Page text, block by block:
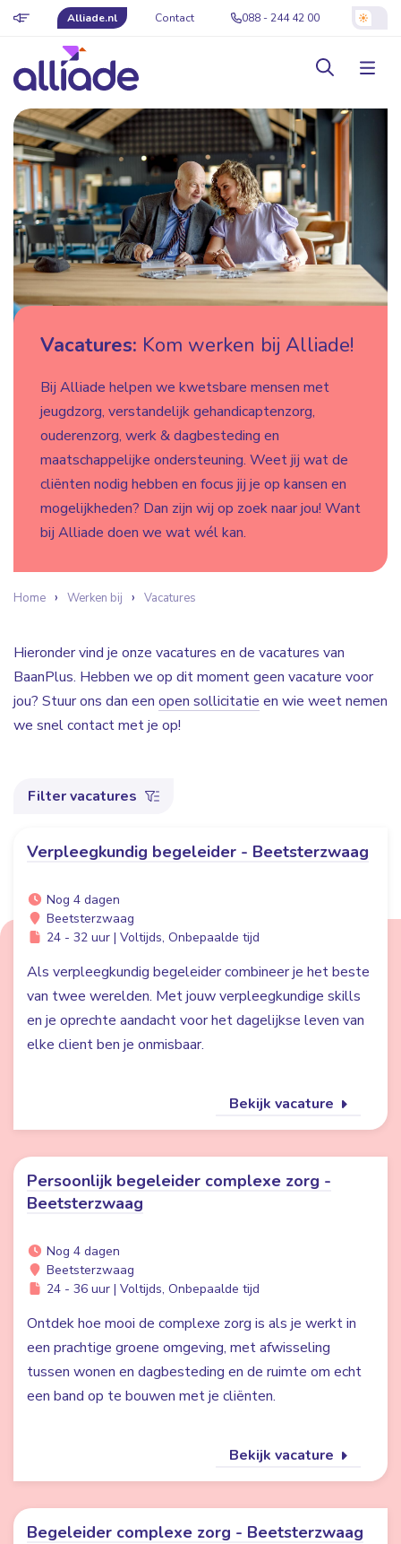
Alliade.nl Contact 088 - 244 42 00
Vacatures: Kom werken bij Alliade!
Bij Alliade helpen we kwetsbare mensen met
jeugdzorg, verstandelijk gehandicaptenzorg,
ouderenzorg, werk & dagbesteding en
maatschappelijke ondersteuning. Weet jij wat de
cliënten nodig hebben en focus jij je op kansen en
mogelijkheden? Dan zijn wij op zoek naar jou! Want
bij Alliade doen we wat wél kan.
Home Werken bij Vacatures
Hieronder vind je onze vacatures en de vacatures van
BaanPlus. Hebben we op dit moment geen vacature voor
jou? Stuur ons dan een open sollicitatie en wie weet nemen
we snel contact met je op!
Filter vacatures
Verpleegkundig begeleider - Beetsterzwaag
Nog 4 dagen
Beetsterzwaag
24 - 32 uur | Voltijds, Onbepaalde tijd
Als verpleegkundig begeleider combineer je het beste
van twee werelden. Met jouw verpleegkundige skills
en je oprechte aandacht voor het dagelijkse leven van
elke client ben je onmisbaar.
Bekijk vacature
Persoonlijk begeleider complexe zorg -
Beetsterzwaag
Nog 4 dagen
Beetsterzwaag
24 - 36 uur | Voltijds, Onbepaalde tijd
Ontdek hoe mooi de complexe zorg is als je werkt in
een prachtige groene omgeving, met afwisseling
tussen wonen en dagbesteding en de ruimte om echt
een band op te bouwen met je cliënten.
Bekijk vacature
Begeleider complexe zorg - Beetsterzwaag